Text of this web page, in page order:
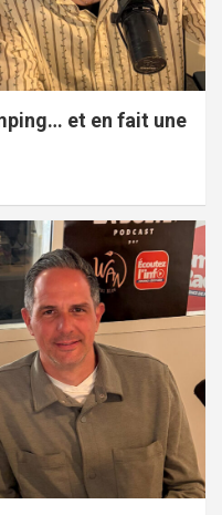
et en fait une